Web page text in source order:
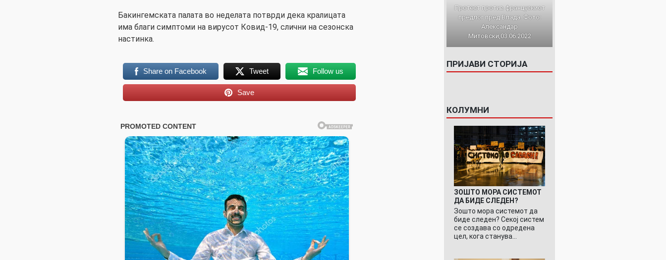
Бакингемската палата во неделата потврди дека кралицата
има благи симптоми на вирусот Ковид-19, слични на сезонска
настинка.
Share on Facebook Tweet Follow us
Save
Протест против францускиот
предлог пред Влада. Фото:
Александар
Митовски,03.06.2022
ПРИЈАВИ СТОРИЈА
КОЛУМНИ
ЗОШТО МОРА СИСТЕМОТ
ДА БИДЕ СЛЕДЕН?
Зошто мора системот да
биде следен? Секој систем
се создава со одредена
цел, кога станува…